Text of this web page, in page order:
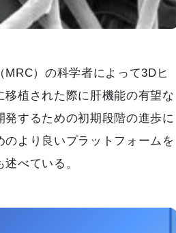
）の科学者によって3Dヒ
移植された際に肝機能の有望な
するための初期段階の進歩に
より良いプラットフォームを
べている。